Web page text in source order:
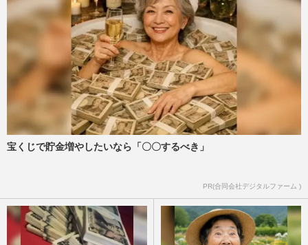
宝くじで貯金増やしたいなら「〇〇するべき」
PR(合同会社デジタルファーム )